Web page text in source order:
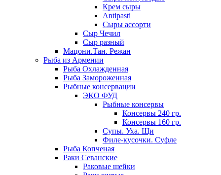
Крем сыры
Antipasti
Сыры ассорти
Сыр Чечил
Сыр разный
Мацони.Тан. Режан
Рыба из Армении
Рыба Охлажденная
Рыба Замороженная
Рыбные консервации
ЭКО ФУД
Рыбные консервы
Консервы 240 гр.
Консервы 160 гр.
Супы. Уха. Щи
Филе-кусочки. Суфле
Рыба Копченая
Раки Севанские
Раковые шейки